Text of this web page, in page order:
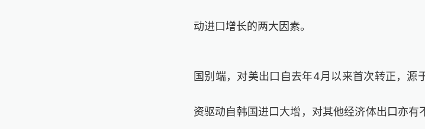
动进口增长的两大因素。
国别端，对美出口自去年4月以来首次转正，源
资驱动自韩国进口大增，对其他经济体出口亦有